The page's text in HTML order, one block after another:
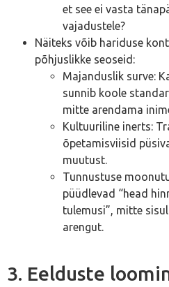
et see ei vasta
vajadustele?
Näiteks võib hariduse
põhjuslikke seoseid:
Majanduslik surve:
sunnib koole
mitte arendama
Kultuuriline inerts:
õpetamisviisid
muutust.
Tunnustuse
püüdlevad “head
tulemusi”, mitte
arengut.
3. Eelduste